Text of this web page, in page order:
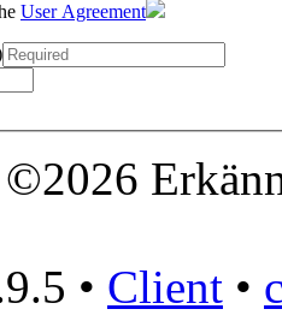
User Agreement
• Client •